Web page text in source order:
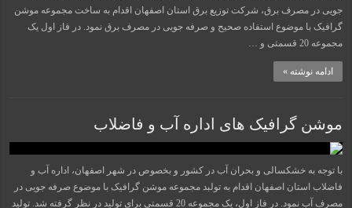
جویی در مصرف برق، شرکت توزیع برق استان اصفهان اقدام به ساخت مجموعه موشن
گرافیک با موضوع استفاده صحیح و صرفه جویی در مصرف برق نمود. در فاز اول یک
مجموعه 20 قسمتی و …
ادامه نوشته »
موشن گرافیک های اداره آب و فاضلاب
با توجه به خشکسالی و بحران آب در کشور و بخصوص در شهر اصفهان، اداره آب و
فاضلاب استان اصفهان اقدام به تولبد مجموعه موشن گرافیک با موضوع صرفه جویی در
مصرف آب نمود. در فاز اول، یک مجموعه 20 قسمتی برای تولید در نظر گرفته شد. تولید